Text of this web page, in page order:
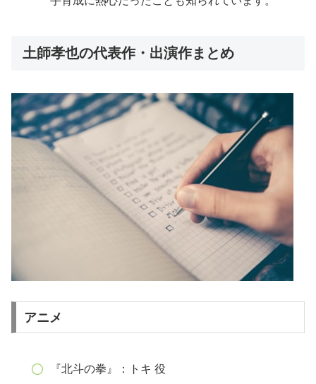
土師孝也の代表作・出演作まとめ
アニメ
『北斗の拳』：トキ 役